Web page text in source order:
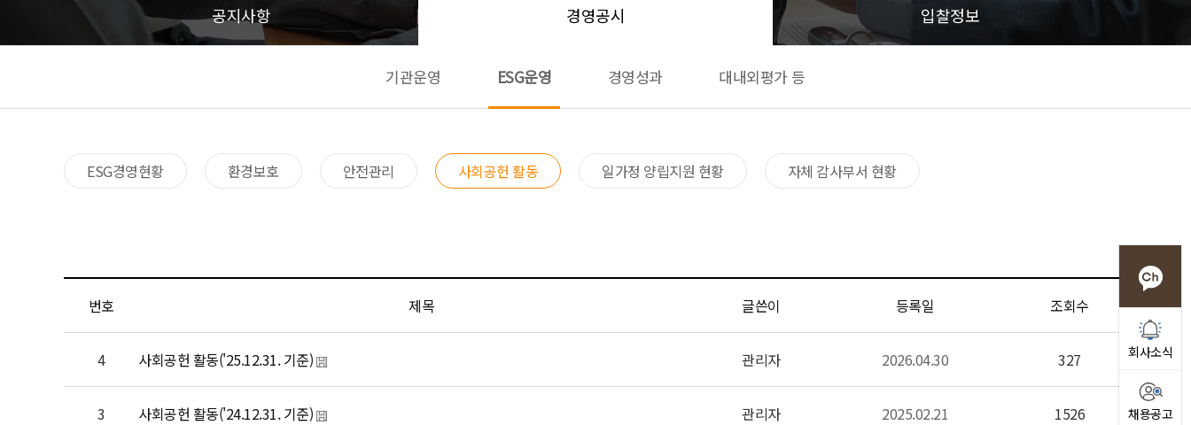
공지사항 경영공시 입찰정보
기관운영 ESG운영 경영성과 대내외평가 등
ESG경영현황 환경보호​ 안전관리​ 사회공헌 활동​ 일가정 양립지원 현황​ 자체 감사부서 현황
번호 제목 글쓴이 등록일 조회수
4 사회공헌 활동('25.12.31. 기준) 관리자 2026.04.30 327
3 사회공헌 활동('24.12.31. 기준) 관리자 2025.02.21 1526
회사소식
채용공고